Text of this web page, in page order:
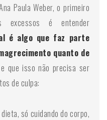
Paula Weber, o primeiro
é entender
é algo que faz parte
quanto de
e que isso não precisa ser
de culpa:
só cuidando do corpo,